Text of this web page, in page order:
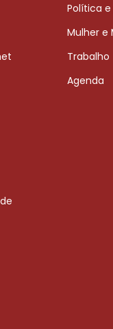
Política
Mulher e
Trabalho
Agenda